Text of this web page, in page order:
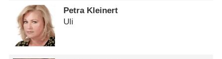
Petra Kleinert
Uli